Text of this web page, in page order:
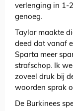
verlenging in 1-
genoeg.
Taylor maakte
deed dat vanaf
Sparta meer
strafschop. Ik
zoveel druk bij
woorden sprak
De Burkinees